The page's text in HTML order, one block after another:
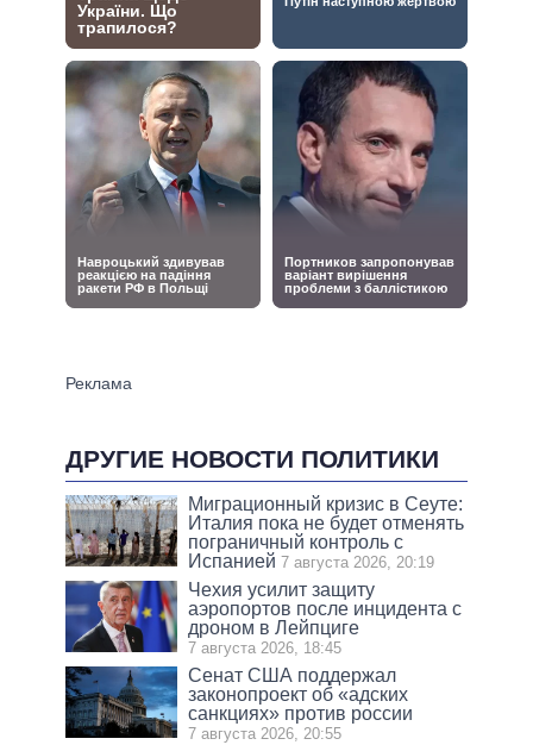
ДРУГИЕ НОВОСТИ ПОЛИТИКИ
Миграционный кризис в Сеуте:
Италия пока не будет отменять
пограничный контроль с
Испанией 7 августа 2026, 20:19
Чехия усилит защиту
аэропортов после инцидента с
дроном в Лейпциге
7 августа 2026, 18:45
Сенат США поддержал
законопроект об «адских
санкциях» против россии
7 августа 2026, 20:55